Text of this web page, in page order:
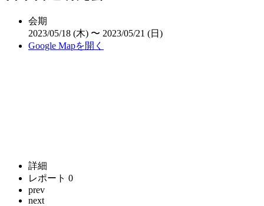
会期
2023/05/18 (木) 〜 2023/05/21 (日)
Google Mapを開く
詳細
レポート 0
prev
next